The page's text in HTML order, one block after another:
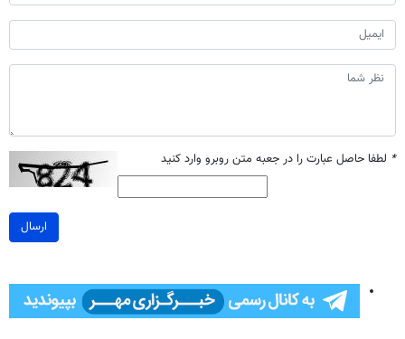
* لطفا حاصل عبارت را در جعبه متن روبرو وارد کنید
ارسال